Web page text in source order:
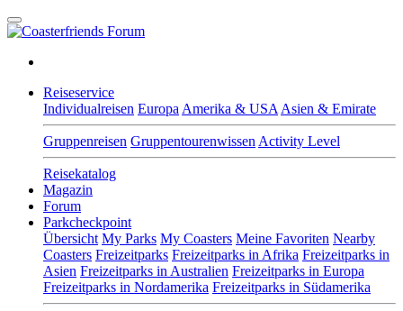
Reiseservice
Individualreisen Europa Amerika & USA Asien & Emirate
Gruppenreisen Gruppentourenwissen Activity Level
Reisekatalog
Magazin
Forum
Parkcheckpoint
Übersicht My Parks My Coasters Meine Favoriten Nearby
Coasters Freizeitparks Freizeitparks in Afrika Freizeitparks in
Asien Freizeitparks in Australien Freizeitparks in Europa
Freizeitparks in Nordamerika Freizeitparks in Südamerika